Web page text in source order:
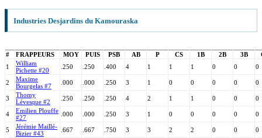
Industries Desjardins du Kamouraska
# FRAPPEURS MOY PUIS PSB AB P CS 1B 2B 3B
1
William
Pichette #20
.250 .250 .400 4 1 1 1 0 0 0
2
Maxime
Bourgelas #7
.000 .000 .250 3 1 0 0 0 0 0
3
Thomy
Lévesque #2
.250 .250 .250 4 2 1 1 0 0 0
4
Emilien Plouffe
#27
.000 .000 .250 3 1 0 0 0 0 0
5
Jérémie Maillé-
Bizier #43
.667 .667 .750 3 3 2 2 0 0 0